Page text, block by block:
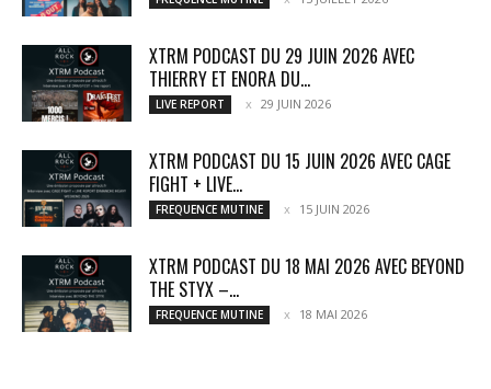
XTRM PODCAST DU 29 JUIN 2026 AVEC
THIERRY ET ENORA DU...
LIVE REPORT 29 JUIN 2026
XTRM PODCAST DU 15 JUIN 2026 AVEC CAGE
FIGHT + LIVE...
FREQUENCE MUTINE 15 JUIN 2026
XTRM PODCAST DU 18 MAI 2026 AVEC BEYOND
THE STYX –...
FREQUENCE MUTINE 18 MAI 2026